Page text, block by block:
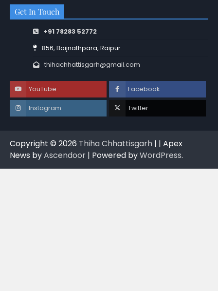
Get In Touch
+91 78283 52772
856, Baijnathpara, Raipur
thihachhattisgarh@gmail.com
YouTube Facebook
Instagram Twitter
Copyright © 2026 Thiha Chhattisgarh | | Apex
News byAscendoor | Powered byWordPress.